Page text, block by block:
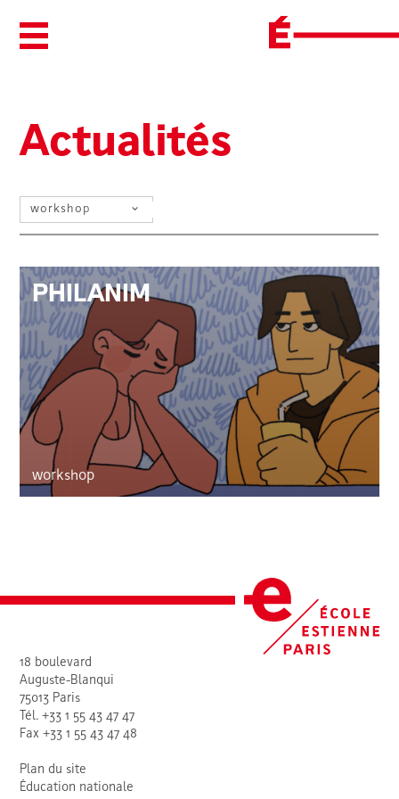
Ouvrir/Fermer le menu
Actualités
SÉLECTIONNEZ UN FILTRE
PHILANIM
workshop
18 boulevard
Auguste-Blanqui
75013 Paris
Tél. +33 1 55 43 47 47
Fax +33 1 55 43 47 48
Plan du site
Éducation nationale